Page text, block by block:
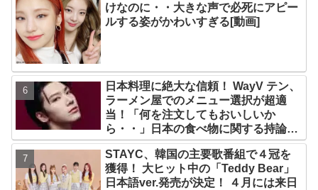
けなのに・・大きな声で必死にアピー
ルする姿がかわいすぎる[動画]
日本料理に絶大な信頼！ WayV テン、
ラーメン屋でのメニュー選択が超適
当！「何を注文してもおいしいか
ら・・」日本の食べ物に関する持論を
明かす
STAYC、韓国の主要歌番組で４冠を
獲得！ 大ヒット中の「Teddy Bear」
日本語ver.発売が決定！ ４月には来日